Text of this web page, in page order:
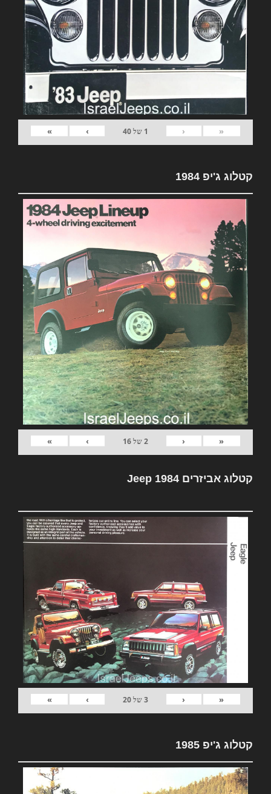
«
‹
1 של40
›
»
קטלוג ג'יפ 1984
«
‹
2של16
›
»
קטלוג אביזרים Jeep 1984
«
‹
3של20
›
»
קטלוג ג'יפ 1985